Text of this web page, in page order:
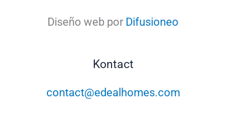
Diseño web por Difusioneo
Kontact
contact@edealhomes.com